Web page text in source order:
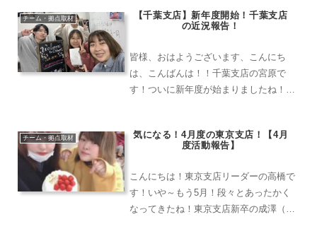
たいと思います！そんな今回は総務の1
で総務として働いている坂上さんに教え
ていただきました！
チーム・拠点取材
【千葉支店】新年度開始！千葉支店
の近況報告！
皆様、おはようございます、こんにち
は、こんばんは！！千葉支店の宮原で
す！ついに新年度が始まりましたね！
の最近の出来事になります！４月！新入
チーム・拠点取材
気になる！4月度の東京支店！【4月
度活動報告】
こんにちは！東京支店リーダーの高橋で
す！いや～もう5月！段々とあったかく
なってきたね！東京支店新卒の成澤（な